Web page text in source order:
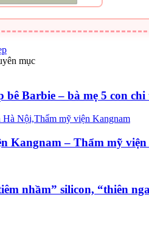
mục
bê Barbie – bà mẹ 5 con
Kangnam – Thẩm mỹ
nhầm” silicon, “thiên